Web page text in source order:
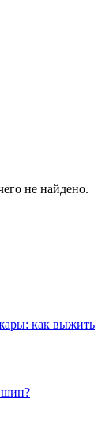
не найдено.
как выжить
шин?